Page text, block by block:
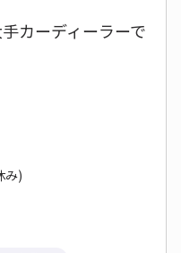
カーディーラーで
み)